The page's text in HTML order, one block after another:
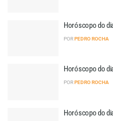
Horóscopo do
PORPEDRO ROCHA
Horóscopo do
PORPEDRO ROCHA
Horóscopo do